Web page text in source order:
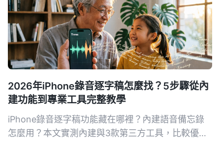
2026年iPhone錄音逐字稿怎麼找？5步驟從內
建功能到專業工具完整教學
iPhone錄音逐字稿功能藏在哪裡？內建語音備忘錄
怎麼用？本文實測內建與3款第三方工具，比較優缺